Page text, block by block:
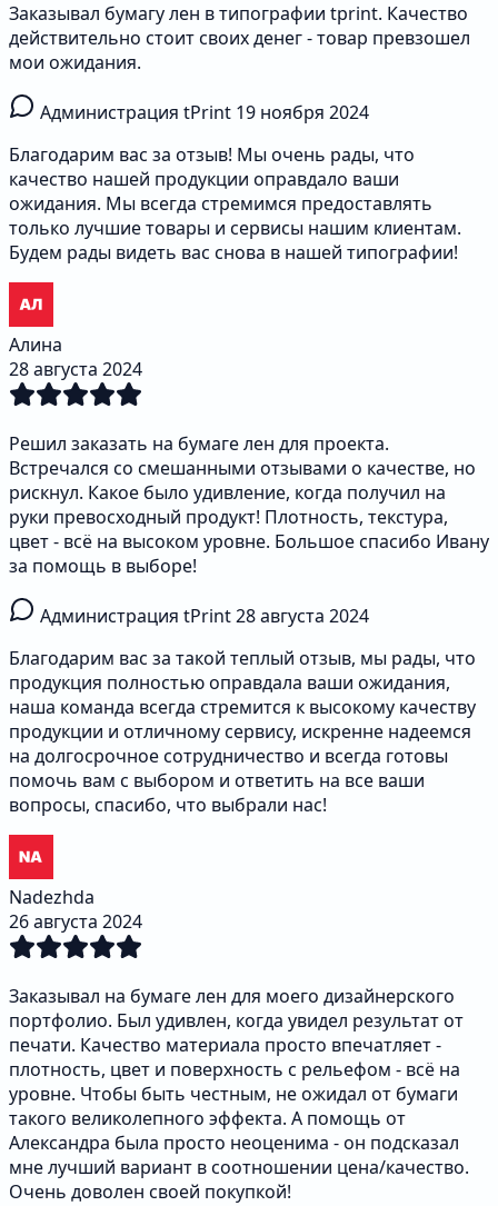
Заказывал бумагу лен в типографии tprint. Качество
действительно стоит своих денег - товар превзошел
мои ожидания.
Администрация tPrint 19 ноября 2024
Благодарим вас за отзыв! Мы очень рады, что
качество нашей продукции оправдало ваши
ожидания. Мы всегда стремимся предоставлять
только лучшие товары и сервисы нашим клиентам.
Будем рады видеть вас снова в нашей типографии!
Алина
28 августа 2024
Решил заказать на бумаге лен для проекта.
Встречался со смешанными отзывами о качестве, но
рискнул. Какое было удивление, когда получил на
руки превосходный продукт! Плотность, текстура,
цвет - всё на высоком уровне. Большое спасибо Ивану
за помощь в выборе!
Администрация tPrint28 августа 2024
Благодарим вас за такой теплый отзыв, мы рады, что
продукция полностью оправдала ваши ожидания,
наша команда всегда стремится к высокому качеству
продукции и отличному сервису, искренне надеемся
на долгосрочное сотрудничество и всегда готовы
помочь вам с выбором и ответить на все ваши
вопросы, спасибо, что выбрали нас!
Nadezhda
26 августа 2024
Заказывал на бумаге лен для моего дизайнерского
портфолио. Был удивлен, когда увидел результат от
печати. Качество материала просто впечатляет -
плотность, цвет и поверхность с рельефом - всё на
уровне. Чтобы быть честным, не ожидал от бумаги
такого великолепного эффекта. А помощь от
Александра была просто неоценима - он подсказал
мне лучший вариант в соотношении цена/качество.
Очень доволен своей покупкой!